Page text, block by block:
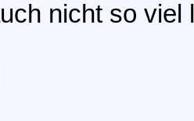
nicht so